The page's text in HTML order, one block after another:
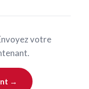
votre
→